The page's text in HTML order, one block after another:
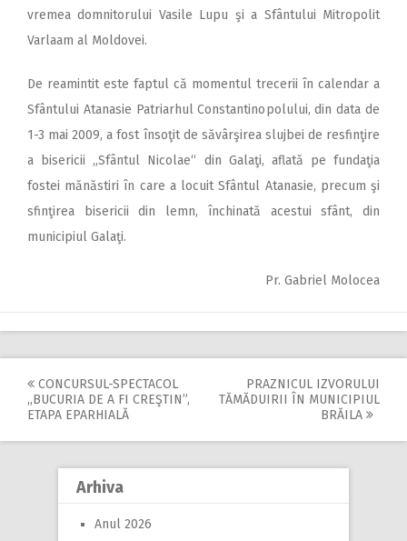
vremea domnitorului Vasile Lupu şi a Sfântului Mitropolit
Varlaam al Moldovei.
De reamintit este faptul că momentul trecerii în calendar a
Sfântului Atanasie Patriarhul Constantinopolului, din data de
1-3 mai 2009, a fost însoţit de săvârşirea slujbei de resfinţire
a bisericii „Sfântul Nicolae“ din Galaţi, aflată pe fundaţia
fostei mănăstiri în care a locuit Sfântul Atanasie, precum şi
sfinţirea bisericii din lemn, închinată acestui sfânt, din
municipiul Galaţi.
Pr. Gabriel Molocea
Post
navigation
CONCURSUL-SPECTACOL
,,BUCURIA DE A FI CREŞTIN”,
ETAPA EPARHIALĂ
PRAZNICUL IZVORULUI
TĂMĂDUIRII ÎN MUNICIPIUL
BRĂILA
Arhiva
Anul 2026